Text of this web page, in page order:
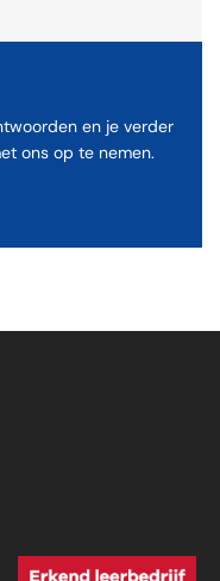
en je verder
ons op te nemen.